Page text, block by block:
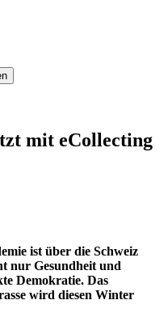
mit eCollecting
ist über die Schweiz
nur Gesundheit und
Demokratie. Das
wird diesen Winter